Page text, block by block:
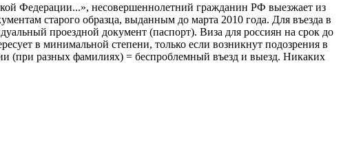
Федерации...», несовершеннолетний гражданин РФ выезжает из
старого образца, выданным до марта 2010 года. Для въезда в
проездной документ (паспорт). Виза для россиян на срок до
в минимальной степени, только если возникнут подозрения в
(при разных фамилиях) = беспроблемный въезд и выезд. Никаких